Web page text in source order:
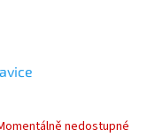
nedostupné